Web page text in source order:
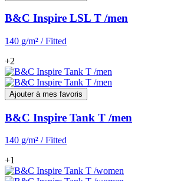
B&C Inspire LSL T /men
140 g/m² / Fitted
+2
Ajouter à mes favoris
B&C Inspire Tank T /men
140 g/m² / Fitted
+1